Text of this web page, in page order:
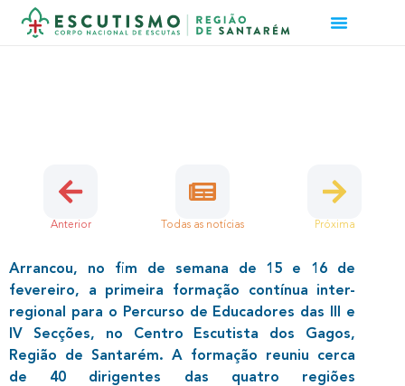
Anterior Todas as notícias Próxima
Arrancou, no fim de semana de 15 e 16 de
fevereiro, a primeira formação contínua inter-
regional para o Percurso de Educadores das III e
IV Secções, no Centro Escutista dos Gagos,
Região de Santarém. A formação reuniu cerca
de 40 dirigentes das quatro regiões